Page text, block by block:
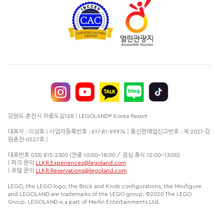
강원도 춘천시 하중도길128 | LEGOLAND® Korea Resort
대표자 : 이성호 | 사업자등록번호 : 617-81-99974 | 통신판매업신고번호 : 제 2021-강
원춘천-0527호 |
대표번호 033) 815-2300 (연중 10:00~18:00 / 점심 휴식 12:00~13:00)
| 파크 문의 LLKR.Experiences@legoland.com
| 호텔 문의 LLKR.Reservations@legoland.com
LEGO, the LEGO logo, the Brick and Knob configurations, the Minifigure
and LEGOLAND are trademarks of the LEGO group. ©2020 The LEGO
Group. LEGOLAND is a part of Merlin Entertainments Ltd.